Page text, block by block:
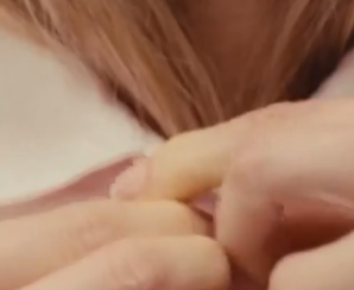
Accueil
Gabardine
Gabardine
Vous ne pouvez ajouter "Veste de
BLEU" au panier car nous n’en avons
Veste de travail en gabardine